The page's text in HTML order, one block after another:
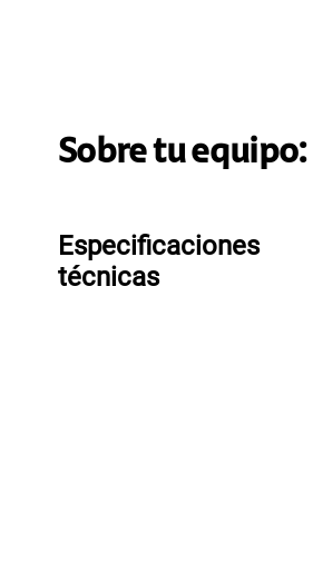
Sobre tu equipo:
Especificaciones
técnicas